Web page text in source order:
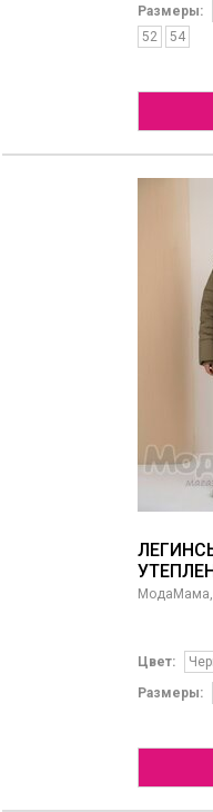
Размеры:
52
54
МодаМама,
Цвет:
Размеры: